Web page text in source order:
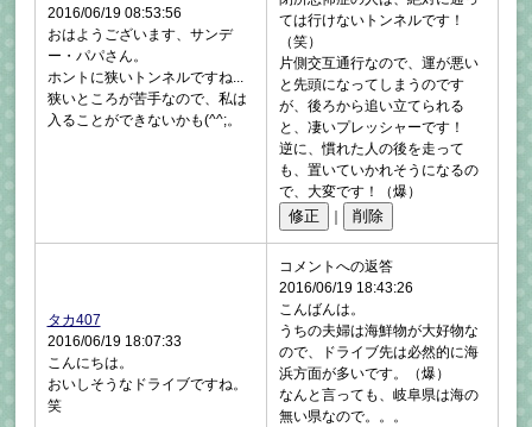
2016/06/19 08:53:56
おはようございます、サンデ
ー・パパさん。
ホントに狭いトンネルですね...
狭いところが苦手なので、私は
入ることができないかも(^^;。
ては行けないトンネルです！
（笑）
片側交互通行なので、運が悪い
と先頭になってしまうのです
が、後ろから追い立てられる
と、凄いプレッシャーです！
逆に、慣れた人の後を走って
も、置いていかれそうになるの
で、大変です！（爆）
タカ407
2016/06/19 18:07:33
こんにちは。
おいしそうなドライブですね。
笑
コメントへの返答
2016/06/19 18:43:26
こんばんは。
うちの夫婦は海鮮物が大好物な
ので、ドライブ先は必然的に海
浜方面が多いです。（爆）
なんと言っても、岐阜県は海の
無い県なので。。。